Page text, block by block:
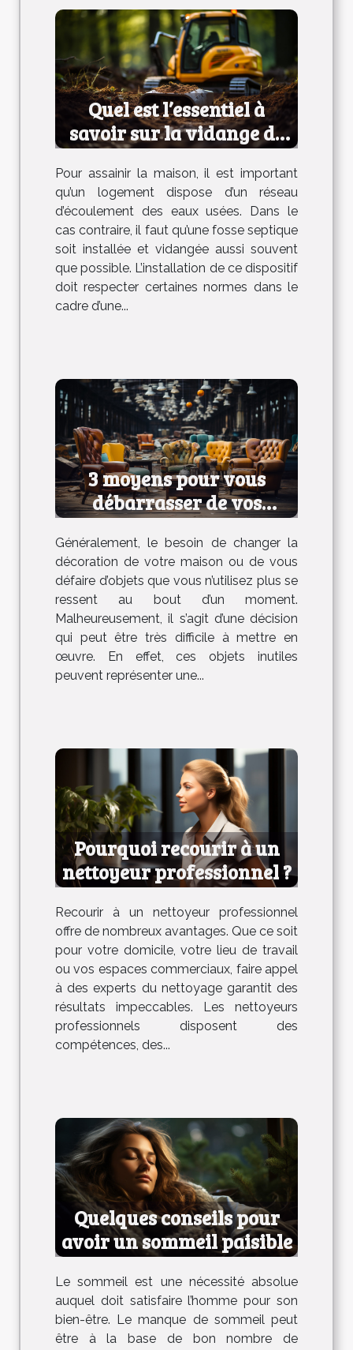
Quel est l’essentiel à
savoir sur la vidange de
fosse septique ?
Pour assainir la maison, il est important
qu’un logement dispose d’un réseau
d’écoulement des eaux usées. Dans le
cas contraire, il faut qu’une fosse septique
soit installée et vidangée aussi souvent
que possible. L’installation de ce dispositif
doit respecter certaines normes dans le
cadre d’une...
3 moyens pour vous
débarrasser de vos
anciens meubles
Généralement, le besoin de changer la
décoration de votre maison ou de vous
défaire d’objets que vous n’utilisez plus se
ressent au bout d’un moment.
Malheureusement, il s’agit d’une décision
qui peut être très difficile à mettre en
œuvre. En effet, ces objets inutiles
peuvent représenter une...
Pourquoi recourir à un
nettoyeur professionnel ?
Recourir à un nettoyeur professionnel
offre de nombreux avantages. Que ce soit
pour votre domicile, votre lieu de travail
ou vos espaces commerciaux, faire appel
à des experts du nettoyage garantit des
résultats impeccables. Les nettoyeurs
professionnels disposent des
compétences, des...
Quelques conseils pour
avoir un sommeil paisible
Le sommeil est une nécessité absolue
auquel doit satisfaire l’homme pour son
bien-être. Le manque de sommeil peut
être à la base de bon nombre de